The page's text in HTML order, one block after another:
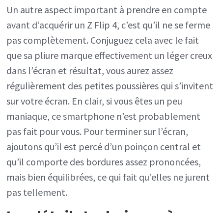
Un autre aspect important à prendre en compte
avant d’acquérir un Z Flip 4, c’est qu’il ne se ferme
pas complètement. Conjuguez cela avec le fait
que sa pliure marque effectivement un léger creux
dans l’écran et résultat, vous aurez assez
régulièrement des petites poussières qui s’invitent
sur votre écran. En clair, si vous êtes un peu
maniaque, ce smartphone n’est probablement
pas fait pour vous. Pour terminer sur l’écran,
ajoutons qu’il est percé d’un poinçon central et
qu’il comporte des bordures assez prononcées,
mais bien équilibrées, ce qui fait qu’elles ne jurent
pas tellement.